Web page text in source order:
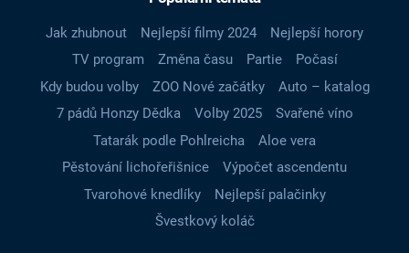
Jak zhubnout Nejlepší filmy 2024
Nejlepší horory
TV program
Změna času Partie
Počasí
Kdy budou volby
ZOO Nové začátky
Auto – katalog
7 pádů Honzy Dědka
Volby 2025
Svařené víno
Tatarák podle Pohlreicha
Aloe vera
Pěstování lichořeřišnice
Výpočet ascendentu
Tvarohové knedlíky
Nejlepší palačinky
Švestkový koláč